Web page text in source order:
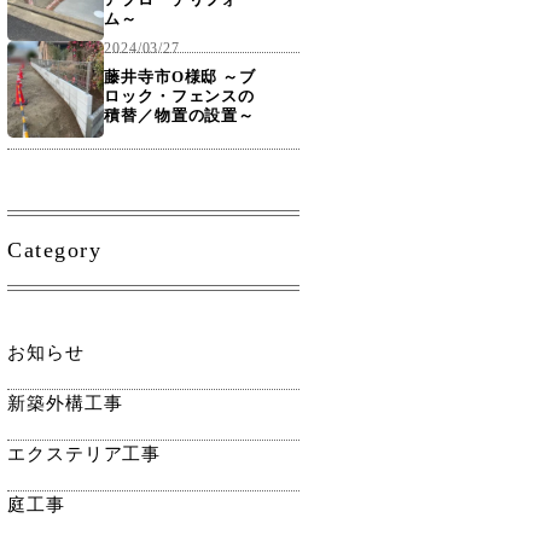
ム～
2024/03/27
藤井寺市O様邸 ～ブ
ロック・フェンスの
積替／物置の設置～
Category
お知らせ
新築外構工事
エクステリア工事
庭工事